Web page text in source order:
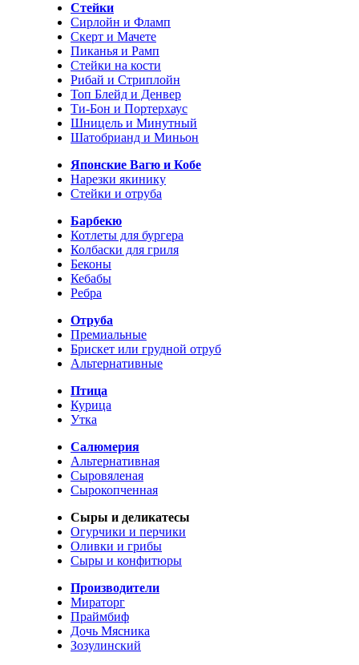
Стейки
Сирлойн и Фламп
Скерт и Мачете
Пиканья и Рамп
Стейки на кости
Рибай и Стриплойн
Топ Блейд и Денвер
Ти-Бон и Портерхаус
Шницель и Минутный
Шатобрианд и Миньон
Японские Вагю и Кобе
Нарезки якинику
Стейки и отруба
Барбекю
Котлеты для бургера
Колбаски для гриля
Беконы
Кебабы
Ребра
Отруба
Премиальные
Брискет или грудной отруб
Альтернативные
Птица
Курица
Утка
Салюмерия
Альтернативная
Сыровяленая
Сырокопченная
Сыры и деликатесы
Огурчики и перчики
Оливки и грибы
Сыры и конфитюры
Производители
Мираторг
Праймбиф
Дочь Мясника
Зозулинский